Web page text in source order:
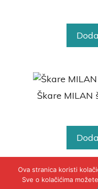
Škare MILAN
Ova stranica koristi
Sve o kolačićima